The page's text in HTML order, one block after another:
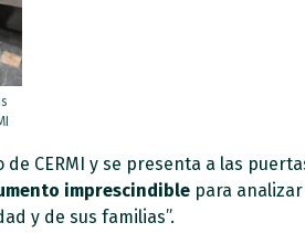
CERMI y se presenta a las
imprescindiblepara analizar
y de sus familias”.